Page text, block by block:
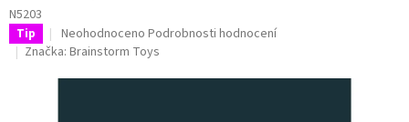
N5203
Tip
Průměrné
hodnocení
je
Neohodnoceno Podrobnosti hodnocení
Značka: Brainstorm Toys